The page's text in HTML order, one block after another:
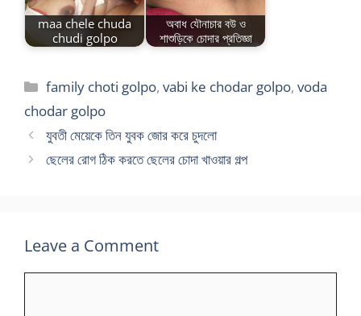
maa chele chuda
chudi golpo
অবাধ যৌনাচার বউ ও
শাশুড়িকে চোদার প্রতিজ্ঞা
Categories
family choti golpo,vabi ke chodar golpo,voda
chodar golpo
যুবতী মেয়েকে তিন যুবক জোর করে চুদলো
ছেলের রোগ ঠিক করতে ছেলের চোদা খাওয়ার গল্প
Leave a Comment